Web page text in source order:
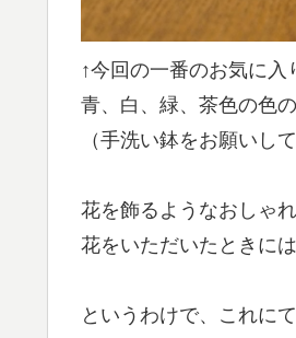
↑今回の一番のお気に入
青、白、緑、茶色の色
（手洗い鉢をお願いし
花を飾るようなおしゃ
花をいただいたときに
というわけで、これに